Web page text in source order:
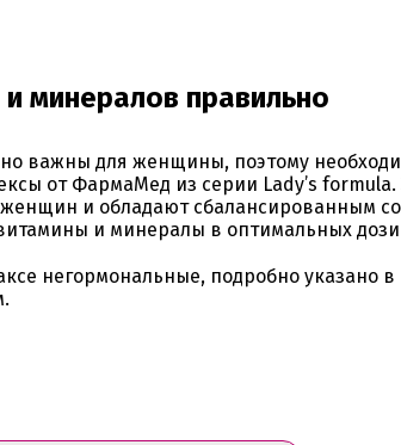
минералов правильно
важны для женщины, поэтому
от ФармаМед из серии Lady’s
и обладают сбалансированным
и минералы в оптимальных
негормональные, подробно указано в